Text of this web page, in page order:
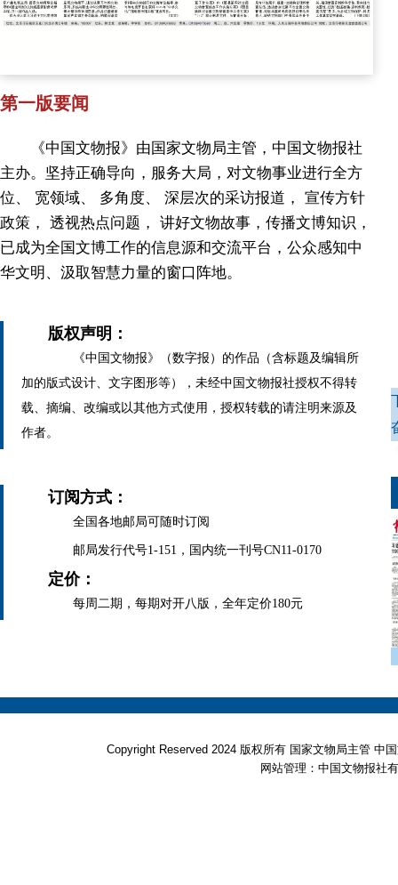
第一版要闻
《中国文物报》由国家文物局主管，中国文物报社
主办。坚持正确导向，服务大局，对文物事业进行全方
位、 宽领域、 多角度、 深层次的采访报道， 宣传方针
政策， 透视热点问题， 讲好文物故事，传播文博知识，
已成为全国文博工作的信息源和交流平台，公众感知中
华文明、汲取智慧力量的窗口阵地。
版权声明：
《中国文物报》（数字报）的作品（含标题及编辑所
加的版式设计、文字图形等），未经中国文物报社授权不得转
载、摘编、改编或以其他方式使用，授权转载的请注明来源及
作者。
订阅方式：
全国各地邮局可随时订阅
邮局发行代号1-151，国内统一刊号CN11-0170
定价：
每周二期，每期对开八版，全年定价180元
Copyright Reserved 2024 版权所有 国家文物局主管
网站管理：中国文物报社